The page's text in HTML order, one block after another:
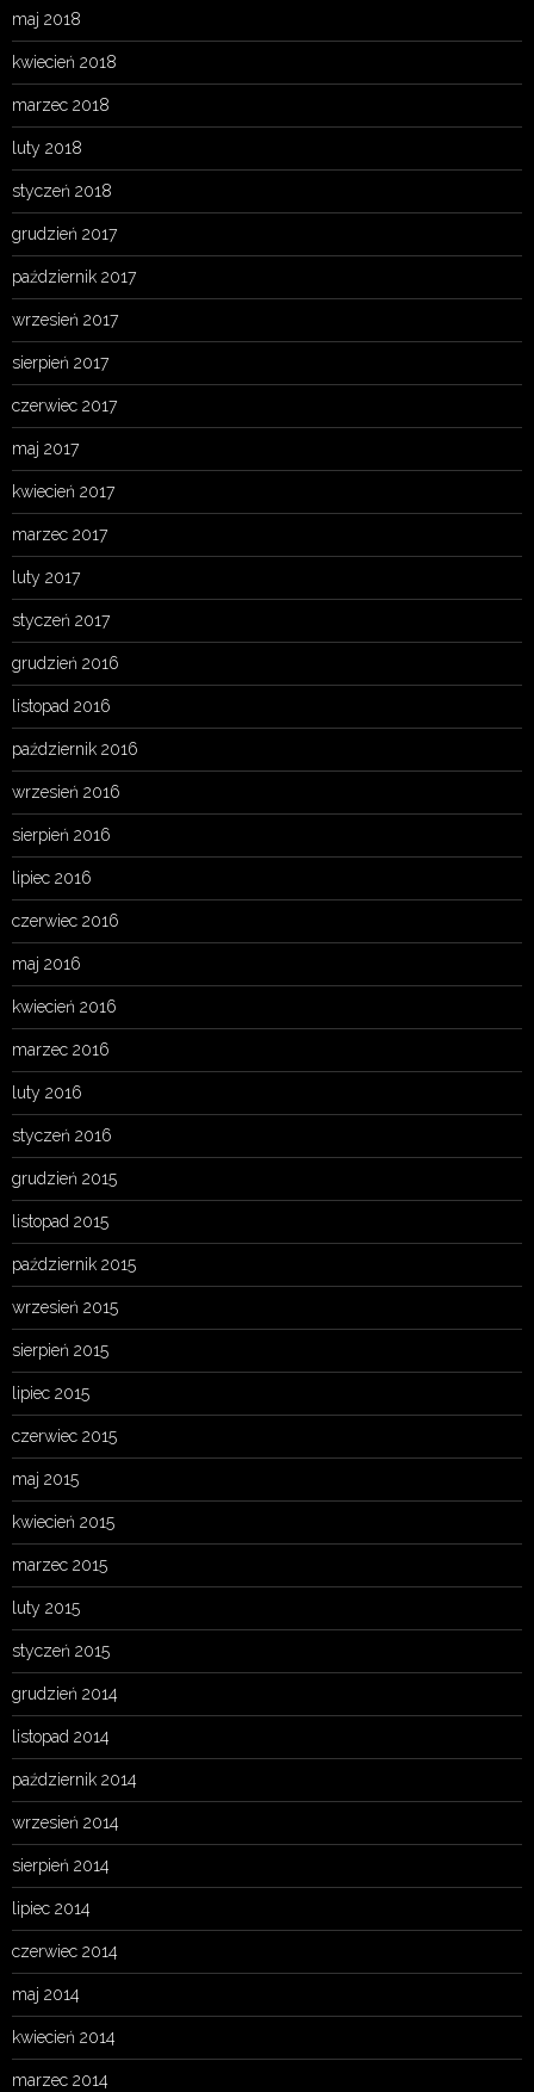
maj 2018
kwiecień 2018
marzec 2018
luty 2018
styczeń 2018
grudzień 2017
październik 2017
wrzesień 2017
sierpień 2017
czerwiec 2017
maj 2017
kwiecień 2017
marzec 2017
luty 2017
styczeń 2017
grudzień 2016
listopad 2016
październik 2016
wrzesień 2016
sierpień 2016
lipiec 2016
czerwiec 2016
maj 2016
kwiecień 2016
marzec 2016
luty 2016
styczeń 2016
grudzień 2015
listopad 2015
październik 2015
wrzesień 2015
sierpień 2015
lipiec 2015
czerwiec 2015
maj 2015
kwiecień 2015
marzec 2015
luty 2015
styczeń 2015
grudzień 2014
listopad 2014
październik 2014
wrzesień 2014
sierpień 2014
lipiec 2014
czerwiec 2014
maj 2014
kwiecień 2014
marzec 2014